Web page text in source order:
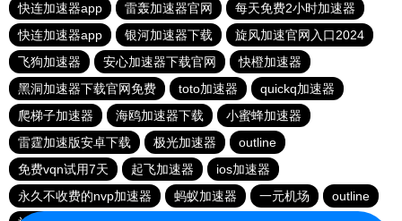
快连加速器app
雷轰加速器官网
每天免费2小时加速器
快连加速器app
银河加速器下载
旋风加速官网入口2024
飞狗加速器
安心加速器下载官网
快橙加速器
黑洞加速器下载官网免费
toto加速器
quickq加速器
爬梯子加速器
海鸥加速器下载
小蜜蜂加速器
雷霆加速版安卓下载
极光加速器
outline
免费vqn试用7天
起飞加速器
ios加速器
永久不收费的nvp加速器
蚂蚁加速器 一元机场
outline